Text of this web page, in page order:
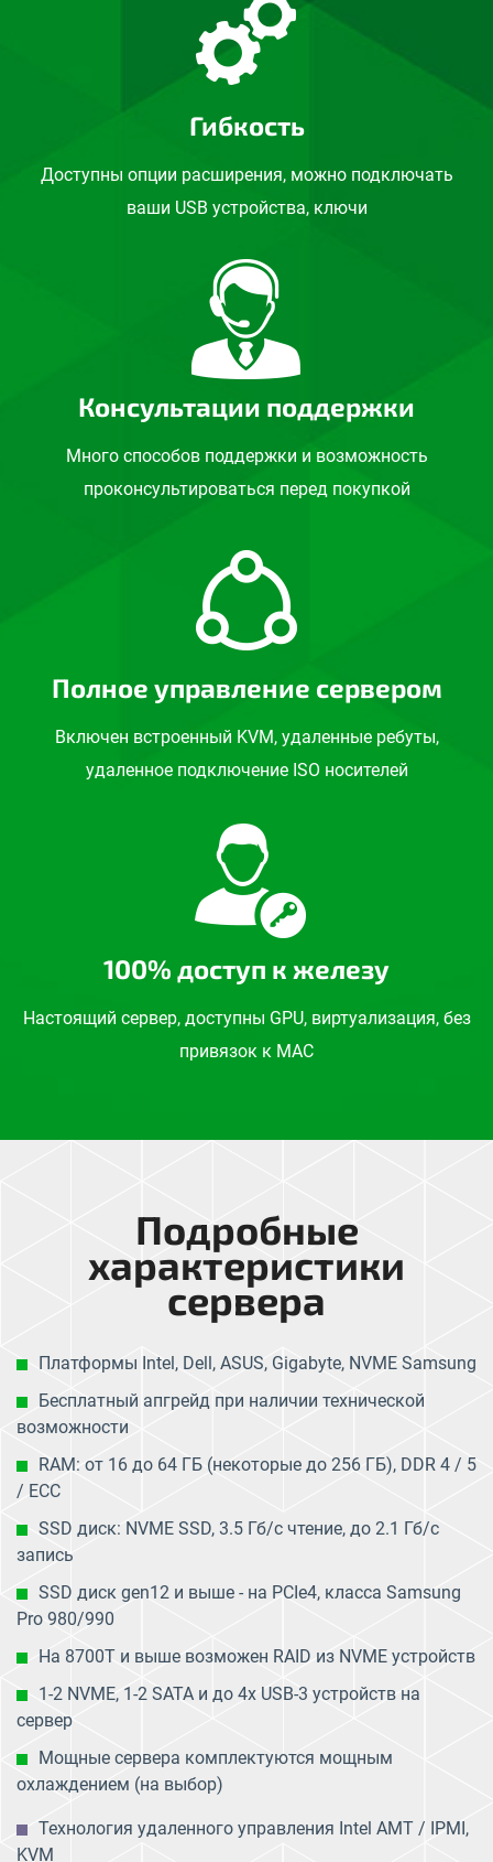
Гибкость
Доступны опции расширения, можно подключать
ваши USB устройства, ключи
Консультации поддержки
Много способов поддержки и возможность
проконсультироваться перед покупкой
Полное управление сервером
Включен встроенный KVM, удаленные ребуты,
удаленное подключение ISO носителей
100% доступ к железу
Настоящий сервер, доступны GPU, виртуализация, без
привязок к MAC
Подробные
характеристики
сервера
Платформы Intel, Dell, ASUS, Gigabyte, NVME Samsung
Бесплатный апгрейд при наличии технической
возможности
RAM: от 16 до 64 ГБ (некоторые до 256 ГБ), DDR 4 / 5
/ ECC
SSD диск: NVME SSD, 3.5 Гб/с чтение, до 2.1 Гб/с
запись
SSD диск gen12 и выше - на PCIe4, класса Samsung
Pro 980/990
На 8700T и выше возможен RAID из NVME устройств
1-2 NVME, 1-2 SATA и до 4х USB-3 устройств на
сервер
Мощные сервера комплектуются мощным
охлаждением (на выбор)
Технология удаленного управления Intel AMT / IPMI,
KVM